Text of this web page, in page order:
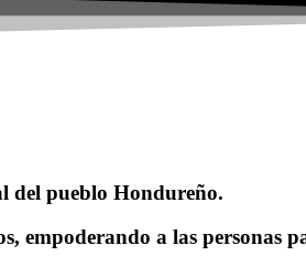
del pueblo Hondureño.
a las personas